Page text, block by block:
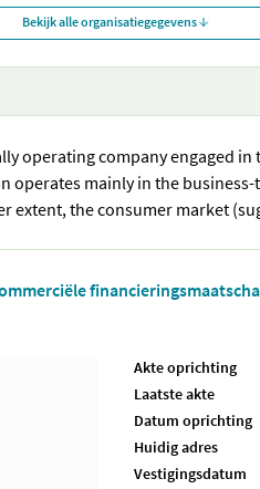
Bekijk alle organisatiegegevens
operating company engaged
operates mainly in the
extent, the consumer market
Akte oprichting
Laatste akte
Datum oprichting
Huidig adres
Vestigingsdatum